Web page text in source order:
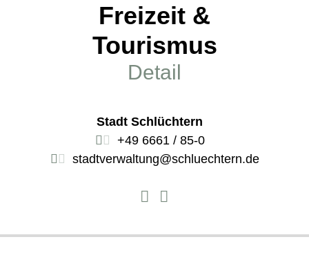
Freizeit &
Tourismus
Detail
Stadt Schlüchtern
+49 6661 / 85-0
stadtverwaltung@schluechtern.de